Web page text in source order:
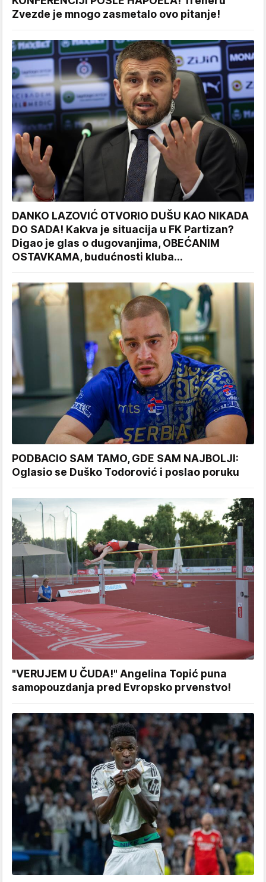
Zvezde je mnogo zasmetalo ovo pitanje!
DANKO LAZOVIĆ OTVORIO DUŠU KAO NIKADA
DO SADA! Kakva je situacija u FK Partizan?
Digao je glas o dugovanjima, OBEĆANIM
OSTAVKAMA, budućnosti kluba...
PODBACIO SAM TAMO, GDE SAM NAJBOLJI:
Oglasio se Duško Todorović i poslao poruku
"VERUJEM U ČUDA!" Angelina Topić puna
samopouzdanja pred Evropsko prvenstvo!